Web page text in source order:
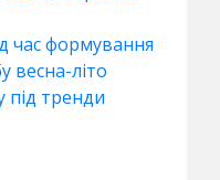
час формування
весна-літо
під тренди